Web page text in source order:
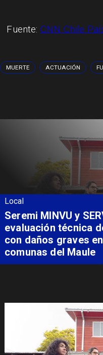
Fuente: CNN Chile
MUERTE ACTUACIÓN
Local
Fondo Orasmi
familia de Romeral
costear
especializada de
Síndrome de